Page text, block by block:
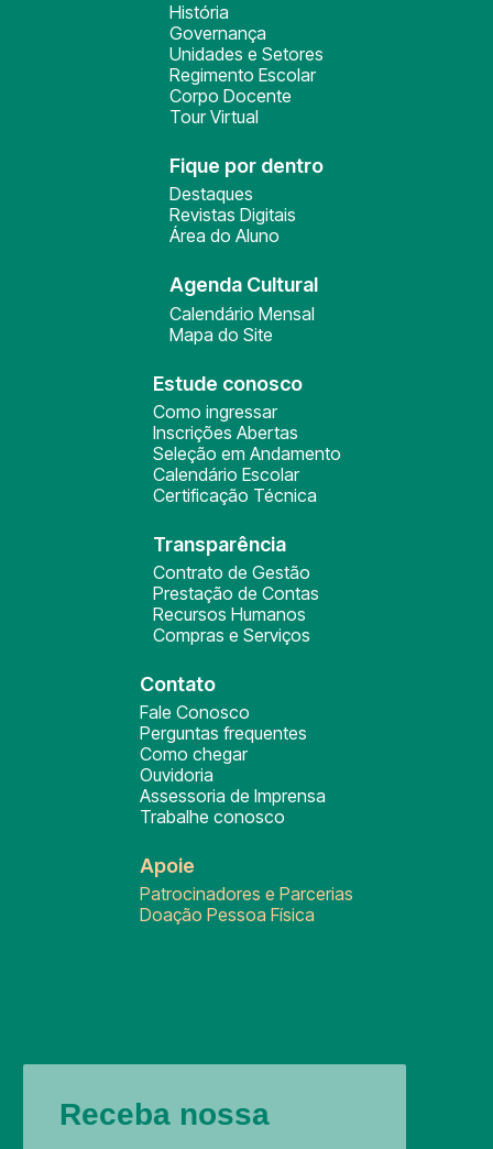
História
Governança
Unidades e Setores
Regimento Escolar
Corpo Docente
Tour Virtual
Fique por dentro
Destaques
Revistas Digitais
Área do Aluno
Agenda Cultural
Calendário Mensal
Mapa do Site
Estude conosco
Como ingressar
Inscrições Abertas
Seleção em Andamento
Calendário Escolar
Certificação Técnica
Transparência
Contrato de Gestão
Prestação de Contas
Recursos Humanos
Compras e Serviços
Contato
Fale Conosco
Perguntas frequentes
Como chegar
Ouvidoria
Assessoria de Imprensa
Trabalhe conosco
Apoie
Patrocinadores e Parcerias
Doação Pessoa Física